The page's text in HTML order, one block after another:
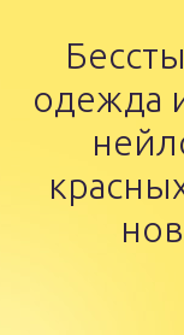
одежда